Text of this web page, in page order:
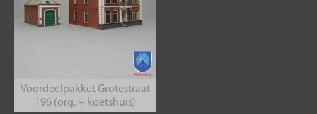
Voordeelpakket Grotestraat
196 (org. + koetshuis)